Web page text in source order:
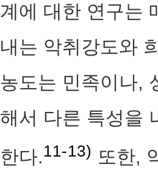
계에 대한 연구는
내는 악취강도와
농도는 민족이나,
해서 다른 특성을
한다.11-13) 또한,